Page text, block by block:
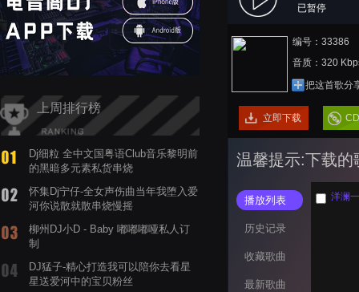
上周排行榜
Dj细粒 全中文国粤语Club音乐黎明前
的黑暗多元素私货串烧
怀集Dj宁仔-全女声伤曲当年我堕入爱
河你说散就散串烧慢摇
柳州DJ小D - Baby 嘟嘟嘟哑私人订
制
DJ猛子-精心打造我可以陪你去看星
星送爱河中的宝贝粉丝
已暂停
编号：33386
音质：320
把这首歌分
立即下载
温馨提示:下载的
播放列表
历史记录
收藏歌曲
最新歌曲
洋澜